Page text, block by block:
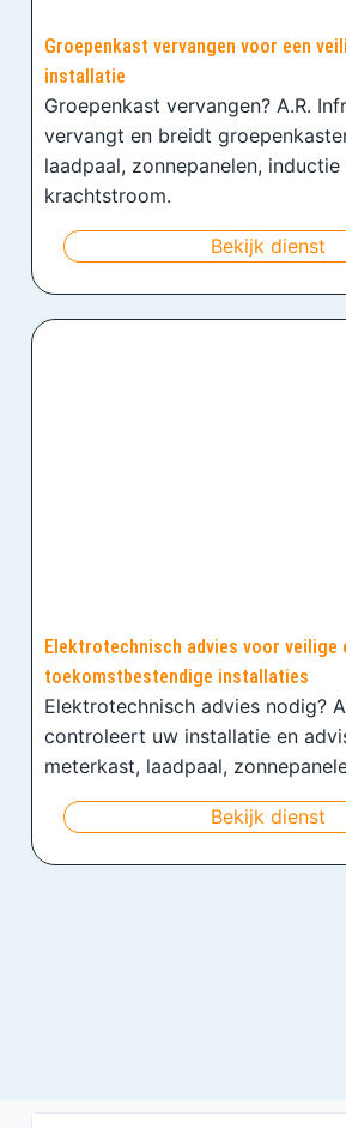
Groepenkast vervangen voor een
installatie
Groepenkast vervangen? A.R.
vervangt en breidt
laadpaal, zonnepanelen, inductie
krachtstroom.
Bekijk dienst
Elektrotechnisch advies voor veilige
toekomstbestendige installaties
Elektrotechnisch advies nodig?
controleert uw installatie en
meterkast, laadpaal,
Bekijk dienst